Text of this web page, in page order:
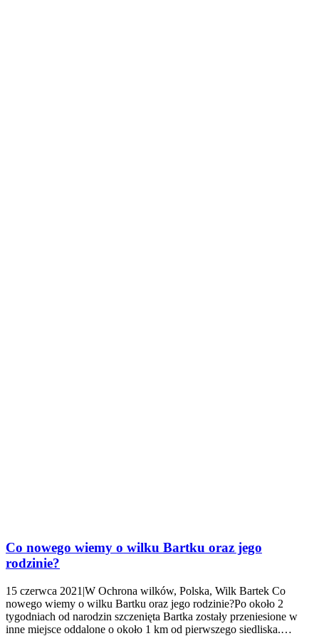
Co nowego wiemy o wilku Bartku oraz jego
rodzinie?
15 czerwca 2021|W Ochrona wilków, Polska, Wilk Bartek Co
nowego wiemy o wilku Bartku oraz jego rodzinie?Po około 2
tygodniach od narodzin szczenięta Bartka zostały przeniesione w
inne miejsce oddalone o około 1 km od pierwszego siedliska.…